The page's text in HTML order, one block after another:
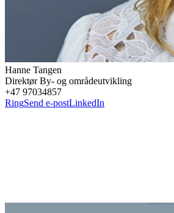
Hanne Tangen
Direktør By- og områdeutvikling
+47 97034857
RingSend e-postLinkedIn